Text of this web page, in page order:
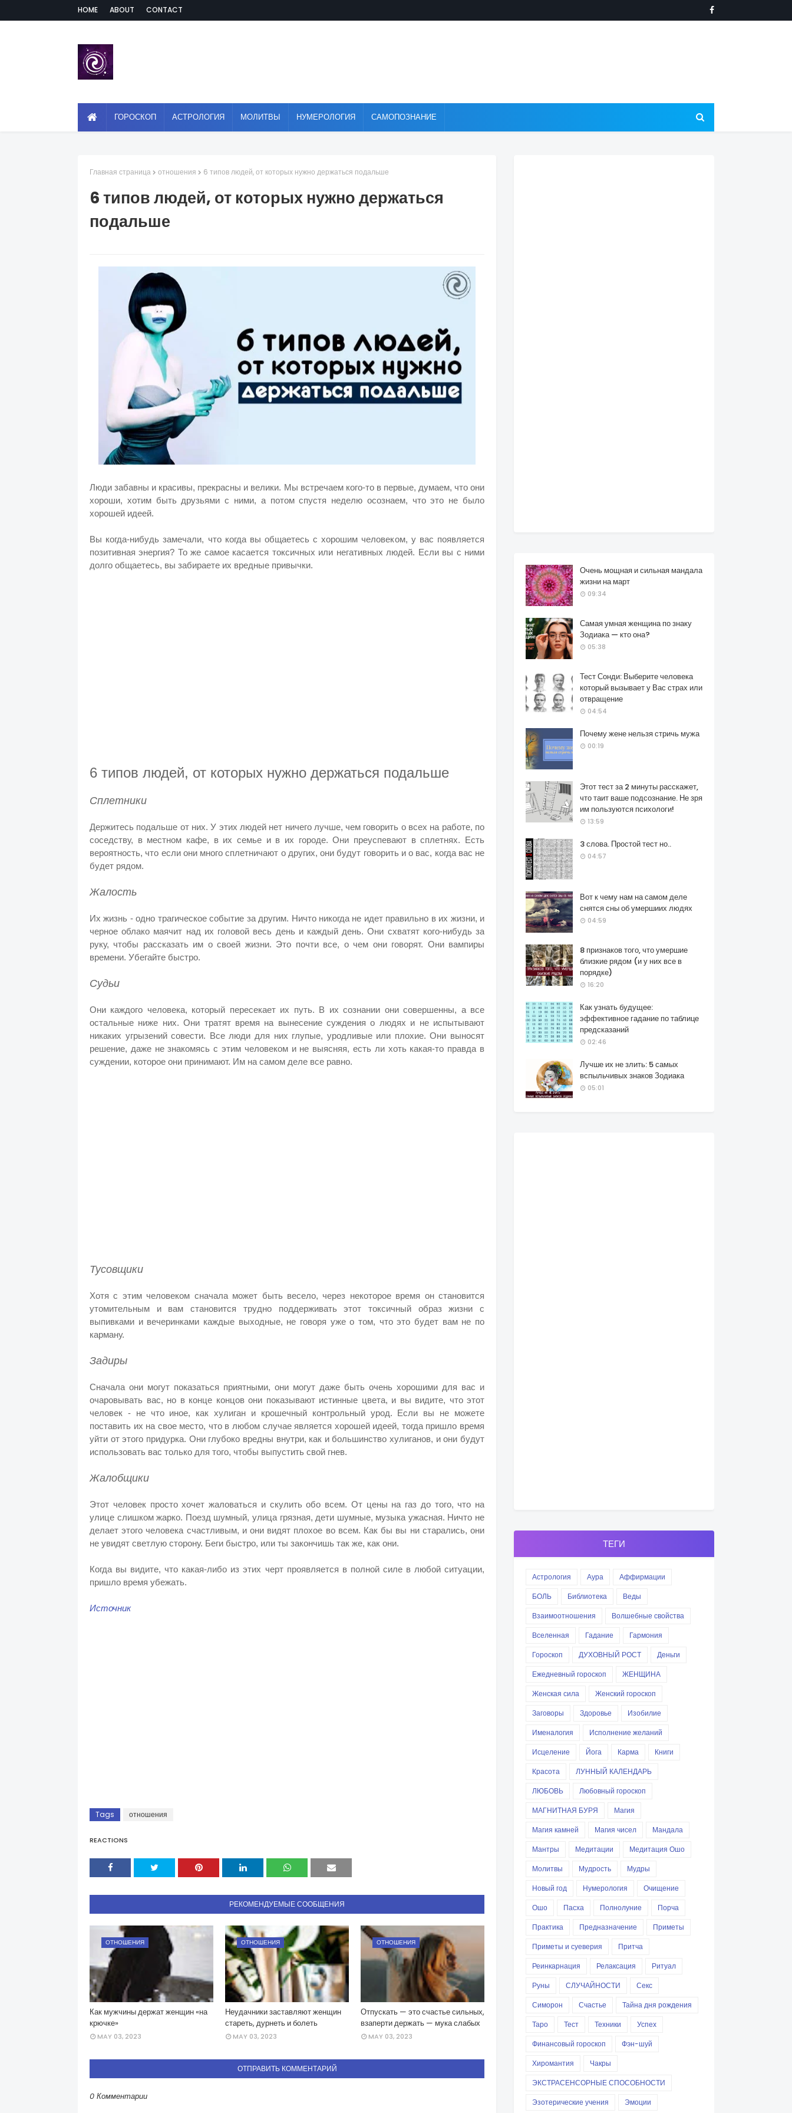
HOME ABOUT CONTACT
ГОРОСКОП АСТРОЛОГИЯ МОЛИТВЫ НУМЕРОЛОГИЯ САМОПОЗНАНИЕ
Главная страница отношения 6 типов людей, от которых нужно держаться подальше
6 типов людей, от которых нужно держаться
подальше
Люди забавны и красивы, прекрасны и велики. Мы встречаем кого-то в первые, думаем, что они
хороши, хотим быть друзьями с ними, а потом спустя неделю осознаем, что это не было
хорошей идеей.
Вы когда-нибудь замечали, что когда вы общаетесь с хорошим человеком, у вас появляется
позитивная энергия? То же самое касается токсичных или негативных людей. Если вы с ними
долго общаетесь, вы забираете их вредные привычки.
6 типов людей, от которых нужно держаться подальше
Сплетники
Держитесь подальше от них. У этих людей нет ничего лучше, чем говорить о всех на работе, по
соседству, в местном кафе, в их семье и в их городе. Они преуспевают в сплетнях. Есть
вероятность, что если они много сплетничают о других, они будут говорить и о вас, когда вас не
будет рядом.
Жалость
Их жизнь - одно трагическое событие за другим. Ничто никогда не идет правильно в их жизни, и
черное облако маячит над их головой весь день и каждый день. Они схватят кого-нибудь за
руку, чтобы рассказать им о своей жизни. Это почти все, о чем они говорят. Они вампиры
времени. Убегайте быстро.
Судьи
Они каждого человека, который пересекает их путь. В их сознании они совершенны, а все
остальные ниже них. Они тратят время на вынесение суждения о людях и не испытывают
никаких угрызений совести. Все люди для них глупые, уродливые или плохие. Они выносят
решение, даже не знакомясь с этим человеком и не выясняя, есть ли хоть какая-то правда в
суждении, которое они принимают. Им на самом деле все равно.
Тусовщики
Хотя с этим человеком сначала может быть весело, через некоторое время он становится
утомительным и вам становится трудно поддерживать этот токсичный образ жизни с
выпивками и вечеринками каждые выходные, не говоря уже о том, что это будет вам не по
карману.
Задиры
Сначала они могут показаться приятными, они могут даже быть очень хорошими для вас и
очаровывать вас, но в конце концов они показывают истинные цвета, и вы видите, что этот
человек - не что иное, как хулиган и крошечный контрольный урод. Если вы не можете
поставить их на свое место, что в любом случае является хорошей идеей, тогда пришло время
уйти от этого придурка. Они глубоко вредны внутри, как и большинство хулиганов, и они будут
использовать вас только для того, чтобы выпустить свой гнев.
Жалобщики
Этот человек просто хочет жаловаться и скулить обо всем. От цены на газ до того, что на
улице слишком жарко. Поезд шумный, улица грязная, дети шумные, музыка ужасная. Ничто не
делает этого человека счастливым, и они видят плохое во всем. Как бы вы ни старались, они
не увидят светлую сторону. Беги быстро, или ты закончишь так же, как они.
Когда вы видите, что какая-либо из этих черт проявляется в полной силе в любой ситуации,
пришло время убежать.
Источник
Tags отношения
REACTIONS
РЕКОМЕНДУЕМЫЕ СООБЩЕНИЯ
ОТНОШЕНИЯ
Как мужчины держат женщин «на
крючке»
MAY 03, 2023
ОТНОШЕНИЯ
Неудачники заставляют женщин
стареть, дурнеть и болеть
MAY 03, 2023
ОТНОШЕНИЯ
Отпускать — это счастье сильных,
взаперти держать — мука слабых
MAY 03, 2023
ОТПРАВИТЬ КОММЕНТАРИЙ
0 Комментарии
Очень мощная и сильная мандала
жизни на март
09:34
Самая умная женщина по знаку
Зодиака — кто она?
05:38
Тест Сонди: Выберите человека
который вызывает у Вас страх или
отвращение
04:54
Почему жене нельзя стричь мужа
00:19
Этот тест за 2 минуты расскажет,
что таит ваше подсознание. Не зря
им пользуются психологи!
13:59
3 слова. Простой тест но..
04:57
Вот к чему нам на самом деле
снятся сны об умершиих людях
04:59
8 признаков того, что умершие
близкие рядом (и у них все в
порядке)
16:20
Как узнать будущее:
эффективное гадание по таблице
предсказаний
02:46
Лучше их не злить: 5 самых
вспыльчивых знаков Зодиака
05:01
ТЕГИ
Астрология Аура
Аффирмации
БОЛЬ
Библиотека
Веды
Взаимоотношения
Волшебные свойства
Вселенная
Гадание
Гармония
Гороскоп
ДУХОВНЫЙ РОСТ
Деньги
Ежедневный гороскоп
ЖЕНЩИНА
Женская сила
Женский гороскоп
Заговоры
Здоровье
Изобилие
Именалогия
Исполнение желаний
Исцеление
Йога Карма
Книги
Красота
ЛУННЫЙ КАЛЕНДАРЬ
ЛЮБОВЬ
Любовный гороскоп
МАГНИТНАЯ БУРЯ
Магия
Магия камней
Магия чисел
Мандала
Мантры
Медитации
Медитация Ошо
Молитвы
Мудрость
Мудры
Новый год
Нумерология
Очищение
Ошо
Пасха Полнолуние
Порча
Практика
Предназначение
Приметы
Приметы и суеверия
Притча
Реинкарнация
Релаксация
Ритуал
Руны
СЛУЧАЙНОСТИ
Секс
Симорон
Счастье
Тайна дня рождения
Таро
Тест Техники
Успех
Финансовый гороскоп
Фэн-шуй
Хиромантия
Чакры
ЭКСТРАСЕНСОРНЫЕ СПОСОБНОСТИ
Эзотерические учения
Эмоции